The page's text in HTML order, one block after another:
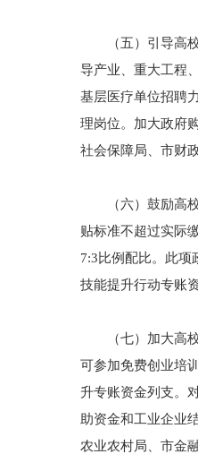
（五）引导高校
导产业、重大工程
基层医疗单位招聘
理岗位。加大政府
社会保障局、市财
（六）鼓励高校
贴标准不超过实际
7:3比例配比。此项
技能提升行动专账
（七）加大高校
可参加免费创业培
升专账资金列支。
助资金和工业企业
农业农村局、市金